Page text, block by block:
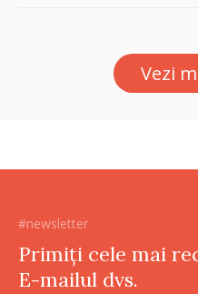
invitați să se înscrie
Vezi
#newsletter
Primiți cele mai
E-mailul dvs.